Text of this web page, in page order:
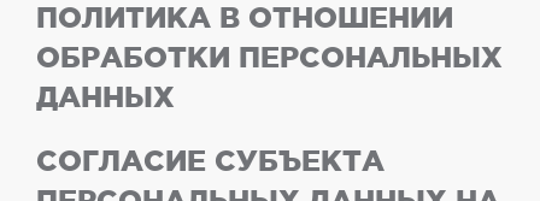
ПОЛИТИКА В ОТНОШЕНИИ
ОБРАБОТКИ ПЕРСОНАЛЬНЫХ
ДАННЫХ
СОГЛАСИЕ СУБЪЕКТА